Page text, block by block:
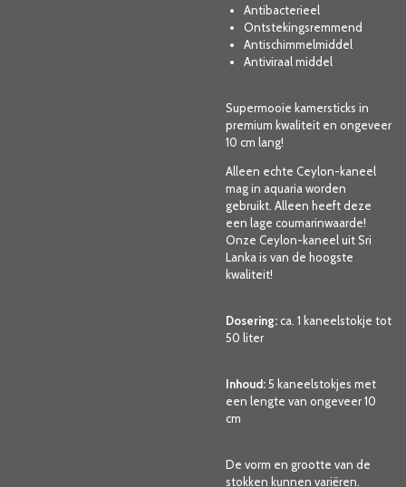
Antibacterieel
Ontstekingsremmend
Antischimmelmiddel
Antiviraal middel
Supermooie kamersticks in
premium kwaliteit en ongeveer
10 cm lang!
Alleen echte Ceylon-kaneel
mag in aquaria worden
gebruikt. Alleen heeft deze
een lage coumarinwaarde!
Onze Ceylon-kaneel uit Sri
Lanka is van de hoogste
kwaliteit!
Dosering:ca. 1 kaneelstokje tot
50 liter
Inhoud:5 kaneelstokjes met
een lengte van ongeveer 10
cm
De vorm en grootte van de
stokken kunnen variëren.